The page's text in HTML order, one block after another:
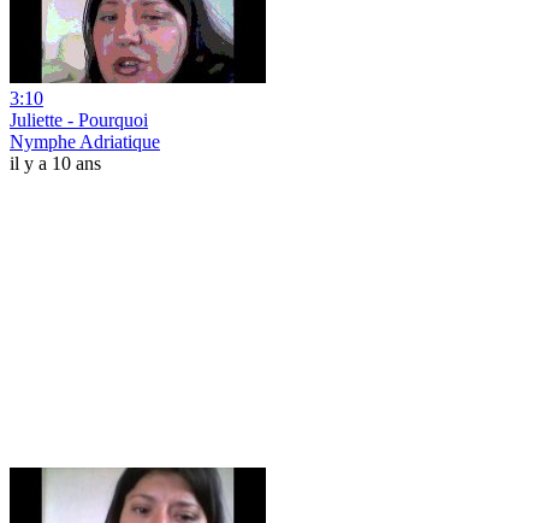
3:10
Juliette - Pourquoi
Nymphe Adriatique
il y a 10 ans